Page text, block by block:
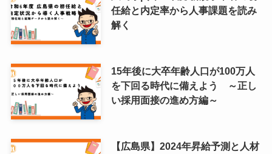
任給と内定率から人事課題を読み
解く
15年後に大卒年齢人口が100万人
を下回る時代に備えよう ～正し
い採用面接の進め方編～
【広島県】2024年昇給予測と人材